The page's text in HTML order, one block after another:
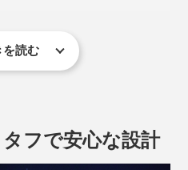
を読む
フで安心な設計